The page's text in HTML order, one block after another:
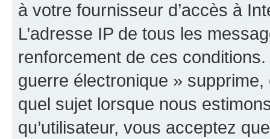
à votre fournisseur d’accès à
L’adresse IP de tous les
renforcement de ces
guerre électronique »
quel sujet lorsque nous
qu’utilisateur, vous acceptez